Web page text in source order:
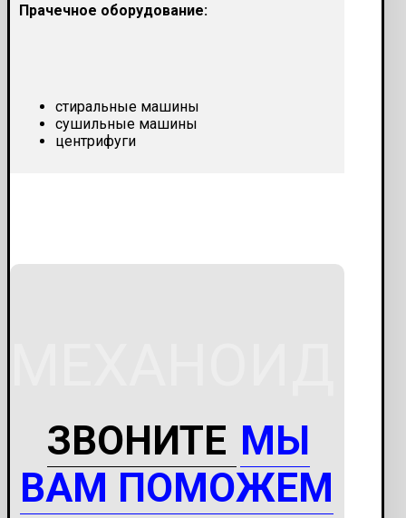
Прачечное оборудование:
стиральные машины
сушильные машины
центрифуги
ЗВОНИТЕ МЫ
ВАМ ПОМОЖЕМ